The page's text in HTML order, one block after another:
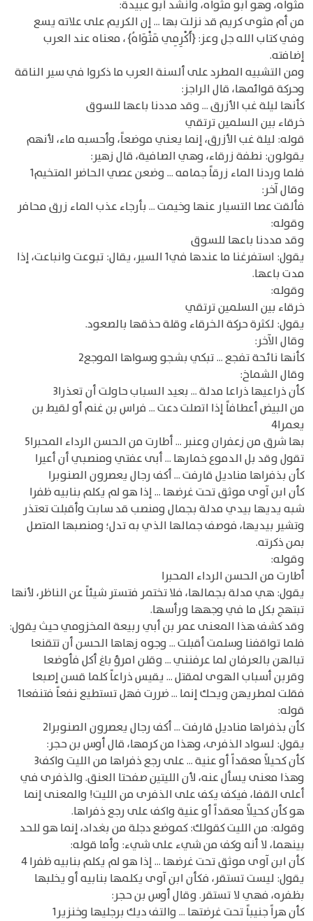
مثواه، وهو أبو مثواه، وأنشد أبو عبيدة:
من أم مثوى كريم قد نزلت بها ... إن الكريم على علاته يسع
وفي كتاب الله جل وعز: {أَكْرِمِي مَثْوَاهُ} ، معناه عند العرب
إضافته.
ومن التشبيه المطرد على ألسنة العرب ما ذكروا في سير الناقة
وحركة قوائمها، قال الراجز:
كأنها ليلة غب الأزرق ... وقد مددنا باعها للسوق
خرقاء بين السلمين ترتقي
قوله: ليلة غب الأزرق، إنما يعني موضعاً، وأحسبه ماء، لأنهم
يقولون: نطفة زرقاء، وهي الصافية، قال زهير:
فلما وردنا الماء زرقاً جمامه ... وضعن عصي الحاضر المتخيم1
وقال آخر:
فألقت عصا التسيار عنها وخيمت ... بأرجاء عذب الماء زرق محافر
وقوله:
وقد مددنا باعها للسوق
يقول: استفرغنا ما عندها في1 السير، يقال: تبوعت وانباعت، إذا
مدت باعها.
وقوله:
خرقاء بين السلمين ترتقي
يقول: لكثرة حركة الخرقاء وقلة حذقها بالصعود.
وقال الآخر:
كأنها نائحة تفجع ... تبكي بشجو وسواها الموجع2
وقال الشماخ:
كأن ذراعيها ذراعا مدلة ... بعيد السباب حاولت أن تعذرا3
من البيض أعطافاً إذا اتصلت دعت ... فراس بن غنم أو لقيط بن
يعمرا4
بها شرق من زعفران وعنبر ... أطارت من الحسن الرداء المحبرا5
تقول وقد بل الدموع خمارها ... أبى عفتي ومنصبي أن أعيرا
كأن بذفراها مناديل قارفت ... أكف رجال يعصرون الصنوبرا
كأن ابن آوى موثق تحت غرضها ... إذا هو لم يكلم بنابيه ظفرا
شبه يديها بيدي مدلة بجمال ومنصب قد سابت وأقبلت تعتذر
وتشير بيديها، فوصف جمالها الذي به تدل؛ ومنصبها المتصل
بمن ذكرته.
وقوله:
أطارت من الحسن الرداء المحبرا
يقول: هي مدلة بجمالها، فلا تختمر فتستر شيئاً عن الناظر، لأنها
تبتهج بكل ما في وجهها ورأسها.
وقد كشف هذا المعنى عمر بن أبي ربيعة المخزومي حيث يقول:
فلما تواقفنا وسلمت أقبلت ... وجوه زهاها الحسن أن تتقنعا
تبالهن بالعرفان لما عرفنني ... وقلن امرؤ باغ أكل فأوضعا
وقربن أسباب الهوى لمقتل ... يقيس ذراعاً كلما قسن إصبعا
فقلت لمطريهن ويحك إنما ... ضررت فهل تستطيع نفعاً فتنفعا1
قوله:
كأن بذفراها مناديل قارفت ... أكف رجال يعصرون الصنوبرا2
يقول: لسواد الذفرى، وهذا من كرمها، قال أوس بن حجر:
كأن كحيلاً معقداً أو عنية ... على رجع ذفراها من الليت واكف3
وهذا معنى يسأل عنه، لأن الليتين صفحتا العنق. والذفرى في
أعلى القفا، فيكف يكف على الذفرى من الليت! والمعنى إنما
هو كأن كحيلاً معقداً أو عنية واكف على رجع ذفراها.
وقوله: من الليت كقولك: كموضع دجلة من بغداد، إنما هو للحد
بينهما، لا أنه وكف من شيء على شيء: وأما قوله:
كأن ابن آوى موثق تحت غرضها ... إذا هو لم يكلم بنابيه ظفرا 4
يقول: ليست تستقر، فكأن ابن آوى يكلمها بنابيه أو يخلبها
بظفره، فهي لا تستقر. وقال أوس بن حجر:
كأن هراً جنيباً تحت غرضتها ... والتف ديك برجليها وخنزير1